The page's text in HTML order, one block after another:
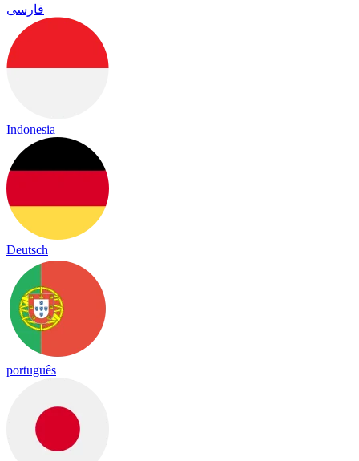
فارسی
Indonesia
Deutsch
português